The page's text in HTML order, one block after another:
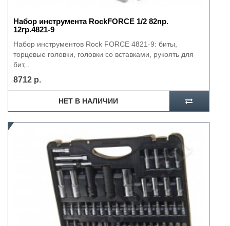
Набор инструмента RockFORCE 1/2 82пр.
12гр.4821-9
Набор инструментов Rock FORCE 4821-9: биты,
торцевые головки, головки со вставками, рукоять для
бит,..
8712 р.
НЕТ В НАЛИЧИИ